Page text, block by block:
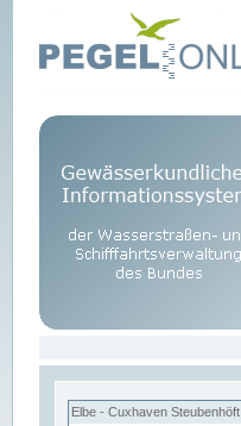
Elbe - Cuxhaven Steubenhöft